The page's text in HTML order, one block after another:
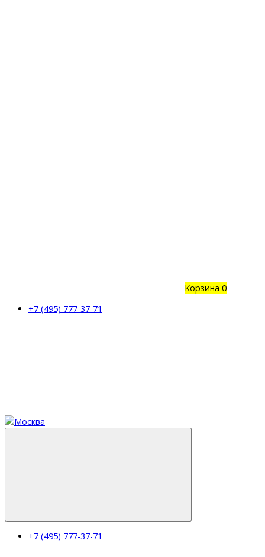
Корзина 0
+7 (495) 777-37-71
+7 (495) 777-37-71